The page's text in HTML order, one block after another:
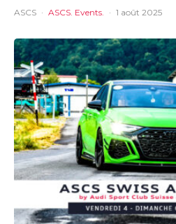
ASCS · ASCS. Events. · 1 août 2025